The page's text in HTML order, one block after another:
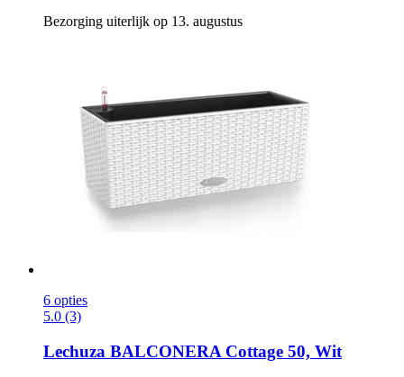
Bezorging uiterlijk op 13. augustus
6 opties
5.0 (3)
Lechuza BALCONERA Cottage 50, Wit